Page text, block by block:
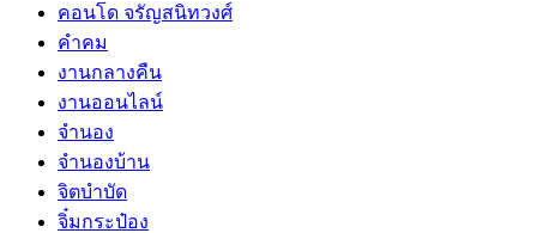
คอนโด จรัญสนิทวงศ์
คำคม
งานกลางคืน
งานออนไลน์
จำนอง
จำนองบ้าน
จิตบำบัด
จิ๋มกระป๋อง